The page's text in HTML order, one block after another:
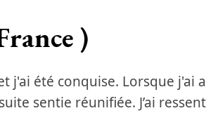
)
j'ai été conquise. Lorsque
sentie réunifiée. J’ai